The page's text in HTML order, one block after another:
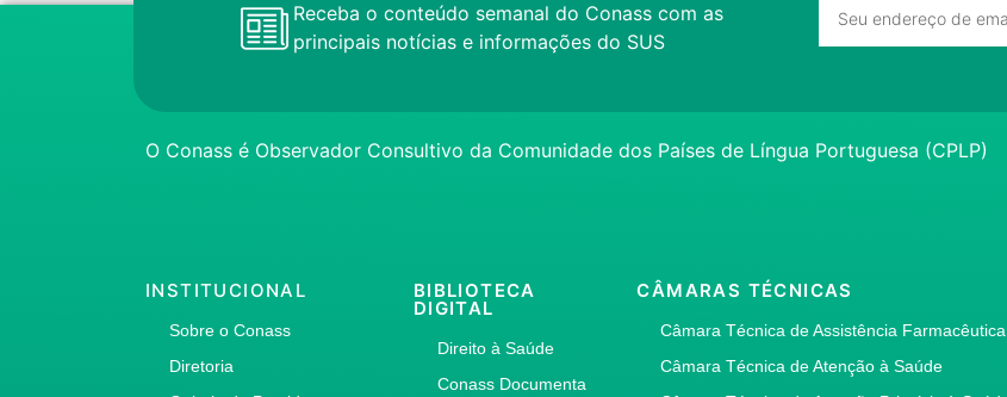
Receba o conteúdo semanal do Conass com as
principais notícias e informações do SUS
O Conass é Observador Consultivo da Comunidade dos Países de Língua Portuguesa (CPLP)
INSTITUCIONAL
Sobre o Conass
Diretoria
BIBLIOTECA
DIGITAL
Direito à Saúde
Conass Documenta
CÂMARAS TÉCNICAS
Câmara Técnica de Assistência Farmacêutica
Câmara Técnica de Atenção à Saúde